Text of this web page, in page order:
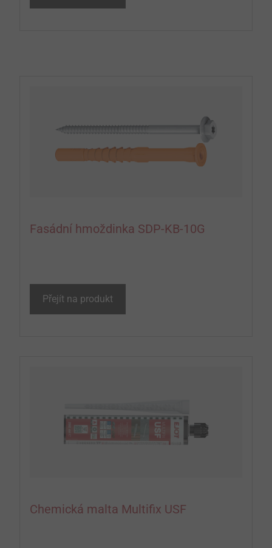
Fasádní hmoždinka SDP-KB-10G
Přejít na produkt
Chemická malta Multifix USF